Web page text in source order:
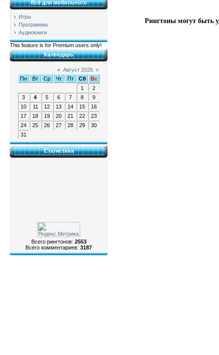
Всё для мобильного
Игры
Программы
Аудиокниги
This feature is for Premium users only!
Календарь
« Август 2026 »
Пн
Вт Ср Чт Пт Сб
Вс
1
2
3
4 5 6 7 8
9
10
11 12 13 14 15
16
17
18 19 20 21 22
23
24
25 26 27 28 29
30
31
Статистика
Всего рингтонов: 2553
Всего комментариев: 3187
Рингтоны могут быть